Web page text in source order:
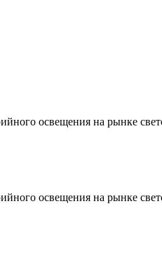
освещения на рынке
освещения на рынке